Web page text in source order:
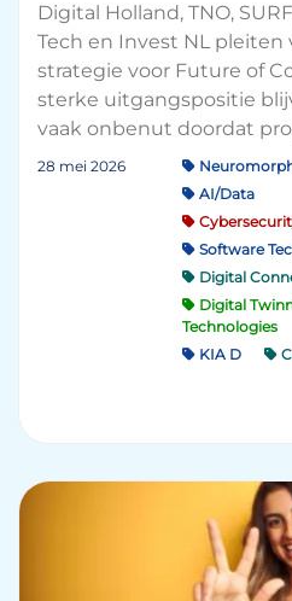
Digital Holland, TNO,
Tech en Invest NL pleiten
strategie voor Future of
sterke uitgangspositie
vaak onbenut doordat
28 mei 2026
AI/Data
Software
Digital
Digital
Technologies
KIA D